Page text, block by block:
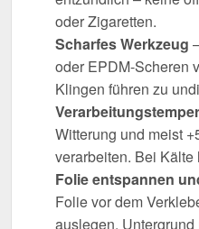
oder Zigaretten.
Scharfes Werkzeug
oder EPDM-Scheren
Klingen führen zu
Witterung und meist
verarbeiten. Bei Kälte
Folie entspannen
Folie vor dem
auslegen.